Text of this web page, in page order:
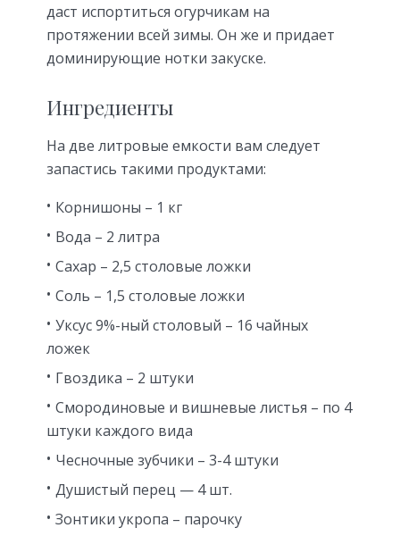
даст испортиться огурчикам на
протяжении всей зимы. Он же и придает
доминирующие нотки закуске.
Ингредиенты
На две литровые емкости вам следует
запастись такими продуктами:
Корнишоны – 1 кг
Вода – 2 литра
Сахар – 2,5 столовые ложки
Соль – 1,5 столовые ложки
Уксус 9%-ный столовый – 16 чайных
ложек
Гвоздика – 2 штуки
Смородиновые и вишневые листья – по 4
штуки каждого вида
Чесночные зубчики – 3-4 штуки
Душистый перец — 4 шт.
Зонтики укропа – парочку